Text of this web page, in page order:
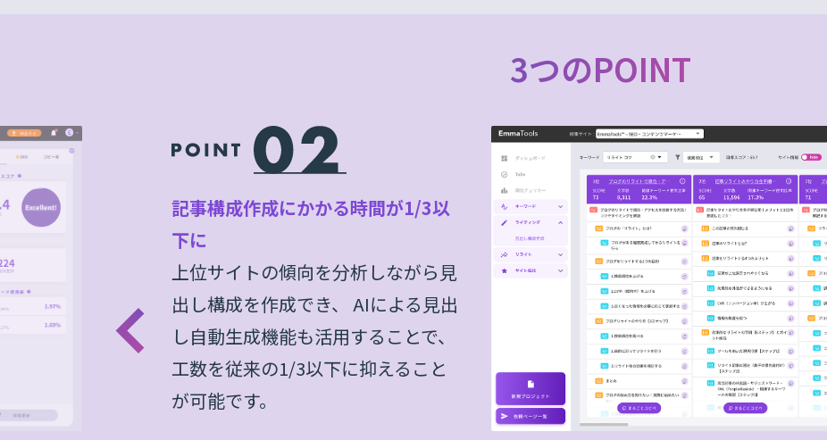
3つのPOINT
記事構成作成にかかる時間が1/3以
下に
上位サイトの傾向を分析しながら見
出し構成を作成でき、 AIによる見出
し自動生成機能も活用することで、
工数を従来の1/3以下に抑えること
が可能です。